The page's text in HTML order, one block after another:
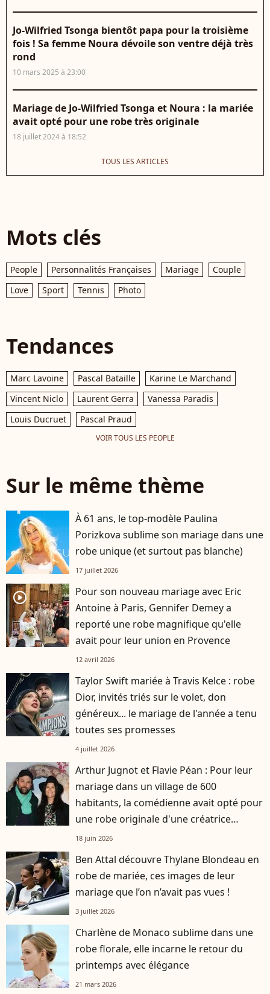
Jo-Wilfried Tsonga bientôt papa pour la troisième
fois ! Sa femme Noura dévoile son ventre déjà très
rond
10 mars 2025 à 23:00
Mariage de Jo-Wilfried Tsonga et Noura : la mariée
avait opté pour une robe très originale
18 juillet 2024 à 18:52
TOUS LES ARTICLES
Mots clés
People Personnalités Françaises Mariage
Couple
Love
Sport Tennis Photo
Tendances
Marc Lavoine Pascal Bataille
Karine Le Marchand
Vincent Niclo
Laurent Gerra
Vanessa Paradis
Louis Ducruet
Pascal Praud
VOIR TOUS LES PEOPLE
Sur le même thème
À 61 ans, le top-modèle Paulina
Porizkova sublime son mariage dans une
robe unique (et surtout pas blanche)
17 juillet 2026
player2
Pour son nouveau mariage avec Eric
Antoine à Paris, Gennifer Demey a
reporté une robe magnifique qu'elle
avait pour leur union en Provence
12 avril 2026
Taylor Swift mariée à Travis Kelce : robe
Dior, invités triés sur le volet, don
généreux... le mariage de l'année a tenu
toutes ses promesses
4 juillet 2026
Arthur Jugnot et Flavie Péan : Pour leur
mariage dans un village de 600
habitants, la comédienne avait opté pour
une robe originale d'une créatrice
française
18 juin 2026
Ben Attal découvre Thylane Blondeau en
robe de mariée, ces images de leur
mariage que l’on n’avait pas vues !
3 juillet 2026
Charlène de Monaco sublime dans une
robe florale, elle incarne le retour du
printemps avec élégance
21 mars 2026